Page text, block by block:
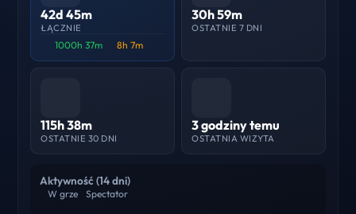
42d 45m
ŁĄCZNIE
1000h 37m 8h 7m
30h 59m
OSTATNIE 7 DNI
115h 38m
OSTATNIE 30 DNI
3 godziny temu
OSTATNIA WIZYTA
Aktywność (14 dni)
W grze Spectator